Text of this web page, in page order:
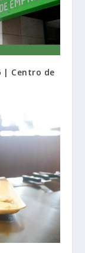
| Centro de